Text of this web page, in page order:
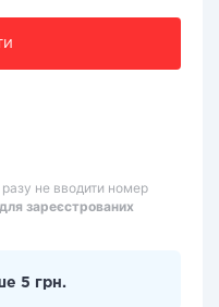
не вводити номер
зареєстрованих
5 грн.